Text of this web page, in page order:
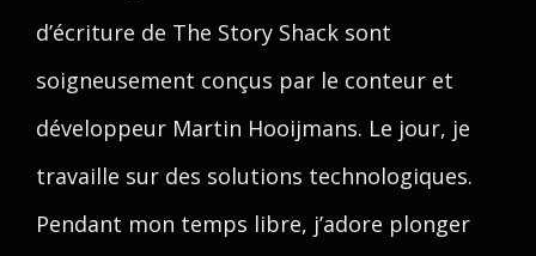
d’écriture de The Story Shack sont
soigneusement conçus par le conteur et
développeur Martin Hooijmans. Le jour, je
travaille sur des solutions technologiques.
Pendant mon temps libre, j’adore plonger